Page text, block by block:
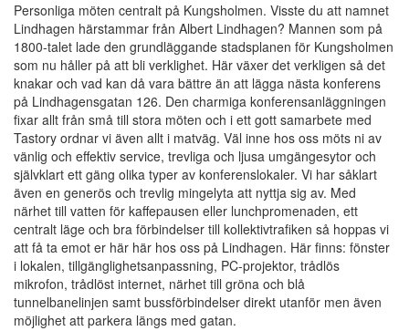
Personliga möten centralt på Kungsholmen. Visste du att namnet
Lindhagen härstammar från Albert Lindhagen? Mannen som på
1800-talet lade den grundläggande stadsplanen för Kungsholmen
som nu håller på att bli verklighet. Här växer det verkligen så det
knakar och vad kan då vara bättre än att lägga nästa konferens
på Lindhagensgatan 126. Den charmiga konferensanläggningen
fixar allt från små till stora möten och i ett gott samarbete med
Tastory ordnar vi även allt i matväg. Väl inne hos oss möts ni av
vänlig och effektiv service, trevliga och ljusa umgängesytor och
självklart ett gäng olika typer av konferenslokaler. Vi har såklart
även en generös och trevlig mingelyta att nyttja sig av. Med
närhet till vatten för kaffepausen eller lunchpromenaden, ett
centralt läge och bra förbindelser till kollektivtrafiken så hoppas vi
att få ta emot er här här hos oss på Lindhagen. Här finns: fönster
i lokalen, tillgänglighetsanpassning, PC-projektor, trådlös
mikrofon, trådlöst internet, närhet till gröna och blå
tunnelbanelinjen samt bussförbindelser direkt utanför men även
möjlighet att parkera längs med gatan.